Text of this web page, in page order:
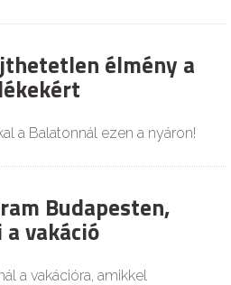
élmény a
a Balatonnál ezen a nyáron!
Budapesten,
vakáció
a vakációra, amikkel